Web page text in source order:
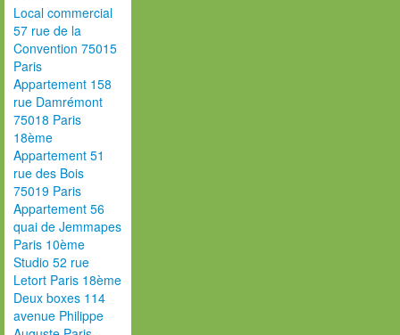
Local commercial
57 rue de la
Convention 75015
Paris
Appartement 158
rue Damrémont
75018 Paris
18ème
Appartement 51
rue des Bois
75019 Paris
Appartement 56
quai de Jemmapes
Paris 10ème
Studio 52 rue
Letort Paris 18ème
Deux boxes 114
avenue Philippe